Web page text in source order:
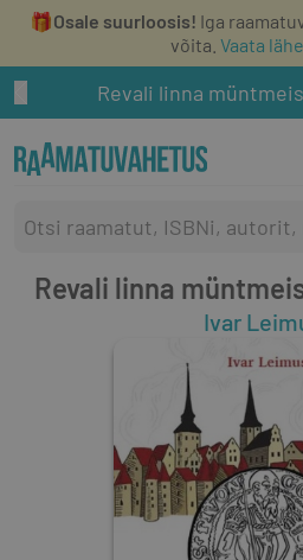
🎁Osale suurloosis! Iga
võita. Vaata
Revali linna
Revali linna
Ivar